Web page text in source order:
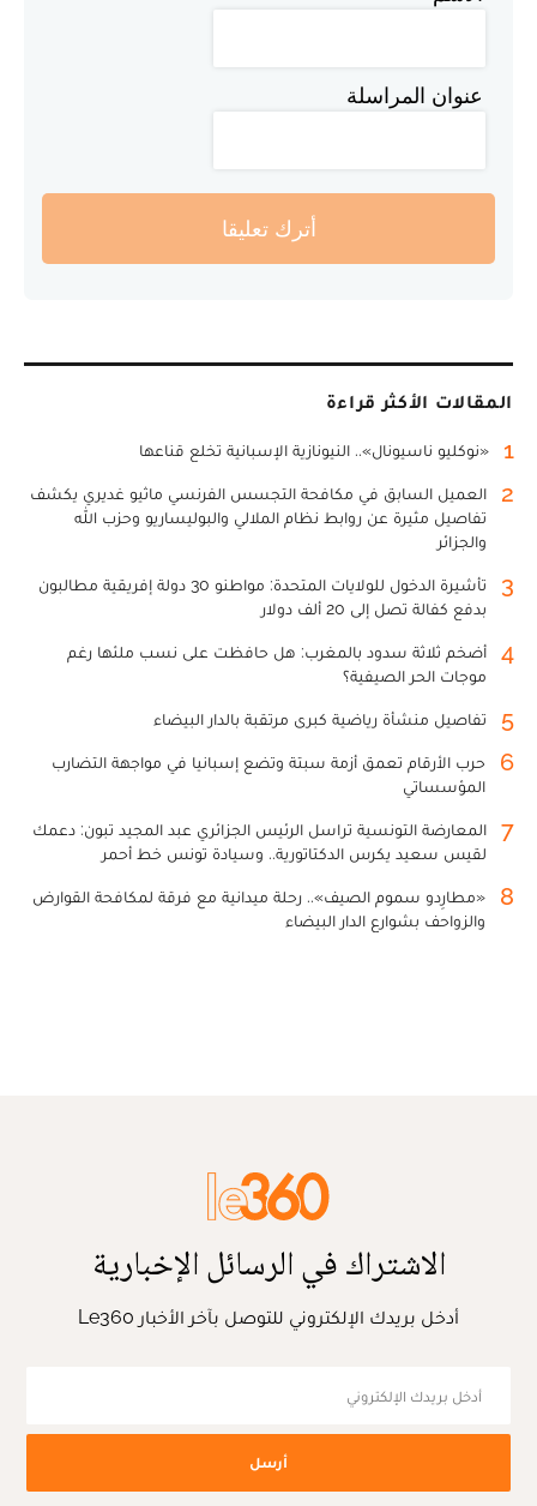
عنوان المراسلة
أترك تعليقا
المقالات الأكثر قراءة
1 «نوكليو ناسيونال».. النيونازية الإسبانية تخلع قناعها
2
العميل السابق في مكافحة التجسس الفرنسي ماثيو غديري يكشف
تفاصيل مثيرة عن روابط نظام الملالي والبوليساريو وحزب الله
والجزائر
3
تأشيرة الدخول للولايات المتحدة: مواطنو 30 دولة إفريقية مطالبون
بدفع كفالة تصل إلى 20 ألف دولار
4
أضخم ثلاثة سدود بالمغرب: هل حافظت على نسب ملئها رغم
موجات الحر الصيفية؟
5 تفاصيل منشأة رياضية كبرى مرتقبة بالدار البيضاء
6
حرب الأرقام تعمق أزمة سبتة وتضع إسبانيا في مواجهة التضارب
المؤسساتي
7
المعارضة التونسية تراسل الرئيس الجزائري عبد المجيد تبون: دعمك
لقيس سعيد يكرس الدكتاتورية.. وسيادة تونس خط أحمر
8
«مطارِدو سموم الصيف».. رحلة ميدانية مع فرقة لمكافحة القوارض
والزواحف بشوارع الدار البيضاء
الاشتراك في الرسائل الإخبارية
أدخل بريدك الإلكتروني للتوصل بآخر الأخبار Le360
أرسل